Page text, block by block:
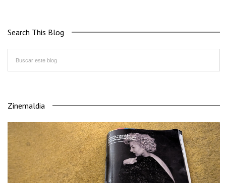
Search This Blog
Zinemaldia